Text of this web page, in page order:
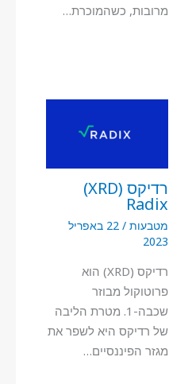
מרובות, כשהמוכרת…
רדיקס (XRD)
Radix
מטבעות /
22 באפריל
2023
רדיקס (XRD) הוא
פרוטוקול מבוזר
שכבה-1. מטרת הליבה
של רדיקס היא לשפר את
מגזר הפיננסיים…